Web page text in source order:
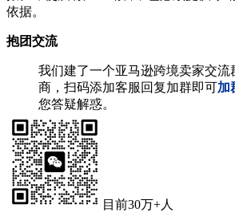
依据。
抱团交流
我们建了一个亚马逊跨境卖家交流
商，扫码添加客服回复加群即可加
您答疑解惑。
目前30万+人